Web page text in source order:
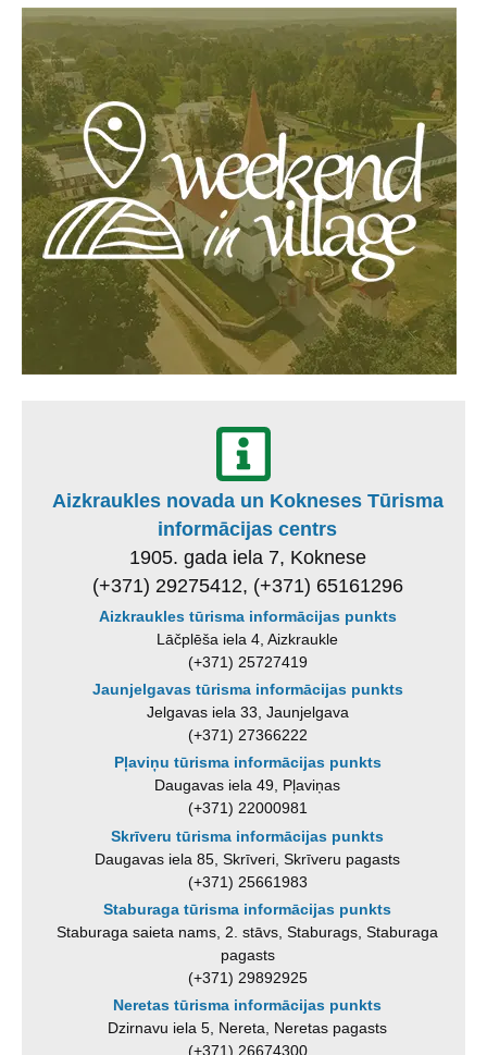
Aizkraukles novada un Kokneses Tūrisma
informācijas centrs
1905. gada iela 7, Koknese
(+371) 29275412, (+371) 65161296
Aizkraukles tūrisma informācijas punkts
Lāčplēša iela 4, Aizkraukle
(+371) 25727419
Jaunjelgavas tūrisma informācijas punkts
Jelgavas iela 33, Jaunjelgava
(+371) 27366222
Pļaviņu tūrisma informācijas punkts
Daugavas iela 49, Pļaviņas
(+371) 22000981
Skrīveru tūrisma informācijas punkts
Daugavas iela 85, Skrīveri, Skrīveru pagasts
(+371) 25661983
Staburaga tūrisma informācijas punkts
Staburaga saieta nams, 2. stāvs, Staburags, Staburaga
pagasts
(+371) 29892925
Neretas tūrisma informācijas punkts
Dzirnavu iela 5, Nereta, Neretas pagasts
(+371) 26674300